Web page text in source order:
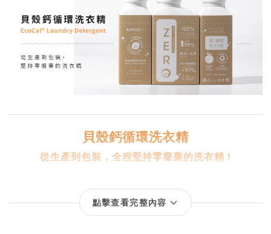
貝殼鈣循環洗衣精
從生產到包裝，全程堅持零廢棄的洗衣精 !
美國 Earth Pledge 非營利組織數據顯示，一件衣服的碳排放
量，70%是在使用階段產生的。
點擊查看完整內容